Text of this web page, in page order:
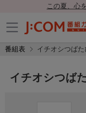
この夏、心
番組表 イチオシつばた
イチオシつば